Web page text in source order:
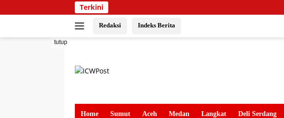
ke
Terkini
Redaksi Indeks Berita
tutup
Home Sumut Aceh Medan Langkat Deli Serdang